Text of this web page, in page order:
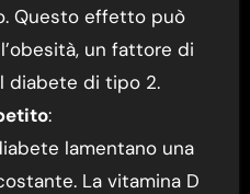
Questo effetto può
un fattore di
diabete di tipo 2.
:
lamentano una
La vitamina D